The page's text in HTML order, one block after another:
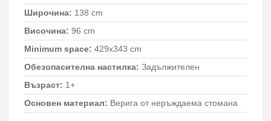
Широчина: 138 cm
Височина: 96 cm
Minimum space: 429x343 cm
Обезопасителна настилка: Задължителен
Възраст: 1+
Основен материал: Верига от неръждаема стомана